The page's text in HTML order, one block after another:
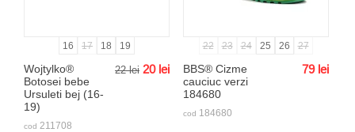
16 17 18 19
Wojtylko®
Botosei bebe
Ursuleti bej (16-
19)
22 lei 20 lei
cod 211708
22 23 24 25 26 27
BBS® Cizme
cauciuc verzi
184680
79 lei
cod 184680